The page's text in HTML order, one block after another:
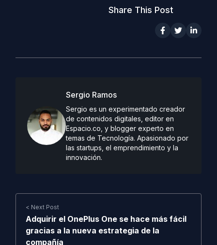
Share This Post
Sergio Ramos
Sergio es un experimentado creador
de contenidos digitales, editor en
Espacio.co, y blogger experto en
temas de Tecnología. Apasionado por
las startups, el emprendimiento y la
innovación.
< Next Post
Adquirir el OnePlus One se hace más fácil
gracias a la nueva estrategia de la
compañía